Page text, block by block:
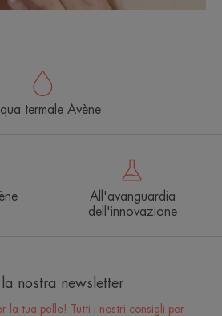
termale Avène
All'avanguardia
dell'innovazione
la nostra newsletter
la tua pelle! Tutti i nostri consigli per